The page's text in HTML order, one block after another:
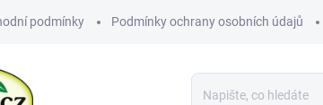
podmínky Podmínky ochrany osobních údajů